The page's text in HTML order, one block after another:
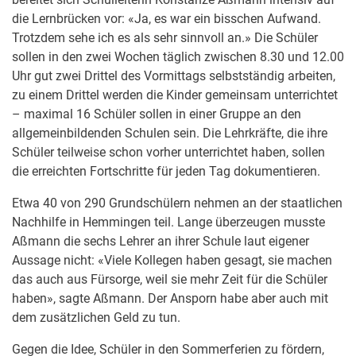
die Lernbrücken vor: «Ja, es war ein bisschen Aufwand.
Trotzdem sehe ich es als sehr sinnvoll an.» Die Schüler
sollen in den zwei Wochen täglich zwischen 8.30 und 12.00
Uhr gut zwei Drittel des Vormittags selbstständig arbeiten,
zu einem Drittel werden die Kinder gemeinsam unterrichtet
– maximal 16 Schüler sollen in einer Gruppe an den
allgemeinbildenden Schulen sein. Die Lehrkräfte, die ihre
Schüler teilweise schon vorher unterrichtet haben, sollen
die erreichten Fortschritte für jeden Tag dokumentieren.
Etwa 40 von 290 Grundschülern nehmen an der staatlichen
Nachhilfe in Hemmingen teil. Lange überzeugen musste
Aßmann die sechs Lehrer an ihrer Schule laut eigener
Aussage nicht: «Viele Kollegen haben gesagt, sie machen
das auch aus Fürsorge, weil sie mehr Zeit für die Schüler
haben», sagte Aßmann. Der Ansporn habe aber auch mit
dem zusätzlichen Geld zu tun.
Gegen die Idee, Schüler in den Sommerferien zu fördern,